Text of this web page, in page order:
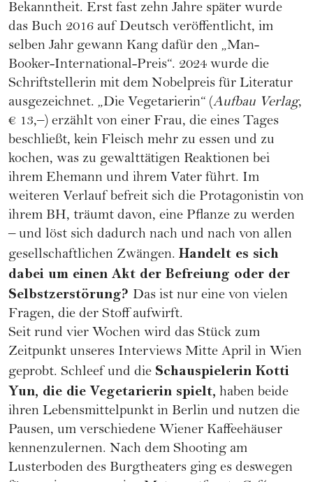
Bekanntheit. Erst fast zehn Jahre später wurde
das Buch 2016 auf Deutsch veröffentlicht, im
selben Jahr gewann Kang dafür den „Man-
Booker-International-Preis“. 2024 wurde die
Schriftstellerin mit dem Nobelpreis für Literatur
ausgezeichnet. „Die Vegetarierin“ (Aufbau Verlag,
€ 13,–) erzählt von einer Frau, die eines Tages
beschließt, kein Fleisch mehr zu essen und zu
kochen, was zu gewalttätigen Reaktionen bei
ihrem Ehemann und ihrem Vater führt. Im
weiteren Verlauf befreit sich die Protagonistin von
ihrem BH, träumt davon, eine Pflanze zu werden
– und löst sich dadurch nach und nach von allen
gesellschaftlichen Zwängen. Handelt es sich
dabei um einen Akt der Befreiung oder der
Selbstzerstörung? Das ist nur eine von vielen
Fragen, die der Stoff aufwirft.
Seit rund vier Wochen wird das Stück zum
Zeitpunkt unseres Interviews Mitte April in Wien
geprobt. Schleef und die Schauspielerin Kotti
Yun, die die Vegetarierin spielt, haben beide
ihren Lebensmittelpunkt in Berlin und nutzen die
Pausen, um verschiedene Wiener Kaffeehäuser
kennenzulernen. Nach dem Shooting am
Lusterboden des Burgtheaters ging es deswegen